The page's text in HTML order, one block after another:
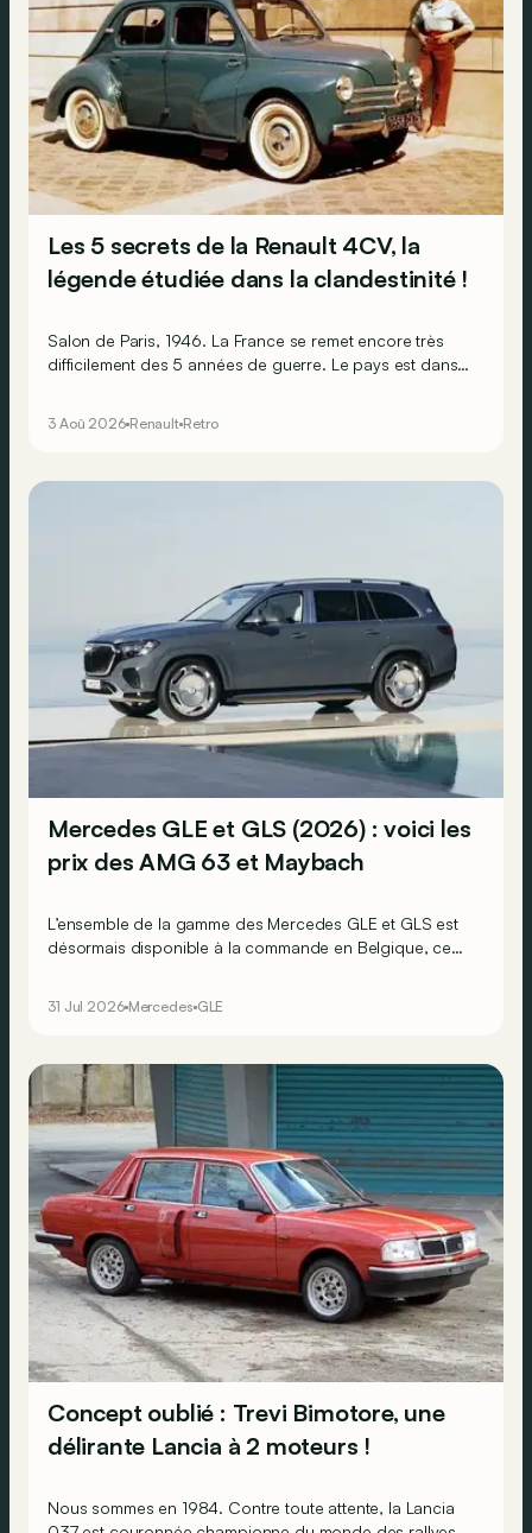
Les 5 secrets de la Renault 4CV, la
légende étudiée dans la clandestinité !
Salon de Paris, 1946. La France se remet encore très
difficilement des 5 années de guerre. Le pays est dans
fixe, car sur le stand Renault, il y a la promesse de
3 Aoû 2026 Renault Retro
Mercedes GLE et GLS (2026) : voici les
prix des AMG 63 et Maybach
L’ensemble de la gamme des Mercedes GLE et GLS est
désormais disponible à la commande en Belgique, ce
31 Jul 2026 Mercedes GLE
Concept oublié : Trevi Bimotore, une
délirante Lancia à 2 moteurs !
Nous sommes en 1984. Contre toute attente, la Lancia